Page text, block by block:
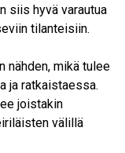
siis hyvä varautua
tilanteisiin.
nähden, mikä tulee
ja ratkaistaessa.
joistakin
välillä